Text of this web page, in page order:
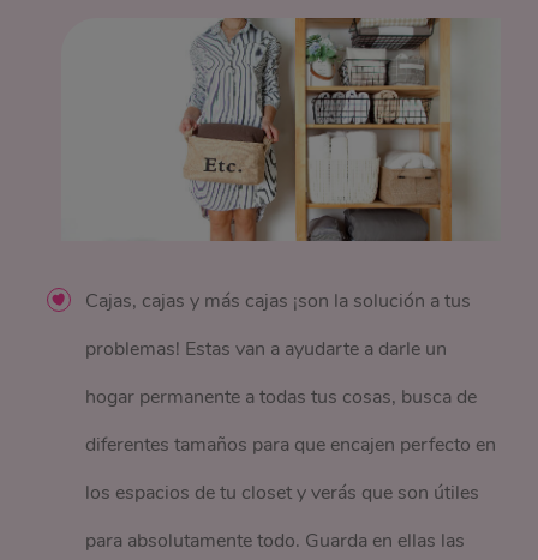
Cajas, cajas y más cajas ¡son la solución a tus
problemas! Estas van a ayudarte a darle un
hogar permanente a todas tus cosas, busca de
diferentes tamaños para que encajen perfecto en
los espacios de tu closet y verás que son útiles
para absolutamente todo. Guarda en ellas las